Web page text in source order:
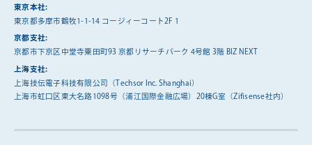
東京本社:
東京都多摩市鶴牧1-1-14 コージィーコート2F 1
京都支社:
京都市下京区中堂寺粟田町93 京都リサーチパーク 4号館 3階 BIZ NEXT
上海支社:
上海技伝電子科技有限公司（Techsor Inc. Shanghai）
上海市虹口区東大名路1098号（浦江国際金融広場）20棟G室（Zifisense社内）